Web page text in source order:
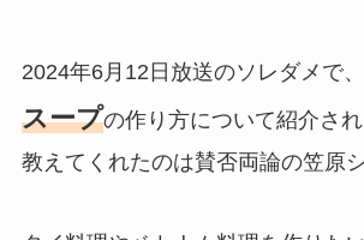
2024年6月12日放送のソレダメで、
スープの作り方について紹介され
教えてくれたのは賛否両論の笠原